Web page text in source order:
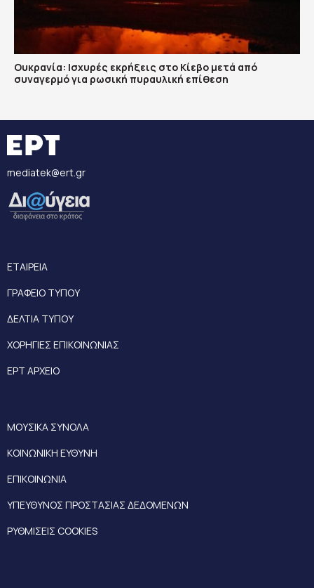
Ουκρανία: Ισχυρές εκρήξεις στο Κίεβο μετά από
συναγερμό για ρωσική πυραυλική επίθεση
mediatek@ert.gr
ΕΤΑΙΡΕΙΑ
ΓΡΑΦΕΙΟ ΤΥΠΟΥ
ΔΕΛΤΙΑ ΤΥΠΟΥ
ΧΟΡΗΓΙΕΣ ΕΠΙΚΟΙΝΩΝΙΑΣ
ΕΡΤ ΑΡΧΕΙΟ
ΜΟΥΣΙΚΑ ΣΥΝΟΛΑ
ΚΟΙΝΩΝΙΚΗ ΕΥΘΥΝΗ
ΕΠΙΚΟΙΝΩΝΙΑ
ΥΠΕΥΘΥΝΟΣ ΠΡΟΣΤΑΣΙΑΣ ΔΕΔΟΜΕΝΩΝ
ΡΥΘΜΙΣΕΙΣ COOKIES